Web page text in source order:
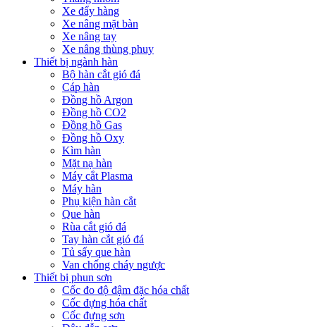
Xe đẩy hàng
Xe nâng mặt bàn
Xe nâng tay
Xe nâng thùng phuy
Thiết bị ngành hàn
Bộ hàn cắt gió đá
Cáp hàn
Đồng hồ Argon
Đồng hồ CO2
Đồng hồ Gas
Đồng hồ Oxy
Kìm hàn
Mặt nạ hàn
Máy cắt Plasma
Máy hàn
Phụ kiện hàn cắt
Que hàn
Rùa cắt gió đá
Tay hàn cắt gió đá
Tủ sấy que hàn
Van chống cháy ngược
Thiết bị phun sơn
Cốc đo độ đậm đặc hóa chất
Cốc đựng hóa chất
Cốc đựng sơn